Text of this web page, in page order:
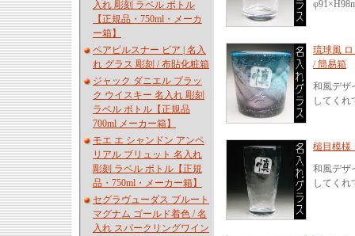
入れ 彫刻 ラベル ボトル
【正規品・750ml・メーカ
ー箱】
ペアピルスナー ビア | 名入
れ グラス 彫刻 / 布貼化粧箱
ジャック ダニエル ブラッ
ク ウイスキー 名入れ 彫刻
ラベル ボトル【正規品
700ml メーカー箱】
モエ エ シャンドン アンペ
リアル ブリュット 名入れ
彫刻 ラベル ボトル【正規
品・750ml・メーカー箱】
セグラヴューダス ブルート
マグナム ゴールド着色 / 名
入れ スパークリングワイン
琉球風
/ 簡易箱
和風デザ
してくれ
槌目模様
和風デザ
してくれ